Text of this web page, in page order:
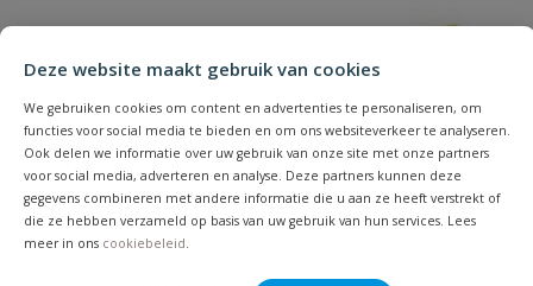
Deze website maakt gebruik van cookies
We gebruiken cookies om content en advertenties te personaliseren, om
functies voor social media te bieden en om ons websiteverkeer te analyseren.
Ook delen we informatie over uw gebruik van onze site met onze partners
voor social media, adverteren en analyse. Deze partners kunnen deze
gegevens combineren met andere informatie die u aan ze heeft verstrekt of
die ze hebben verzameld op basis van uw gebruik van hun services. Lees
meer in ons cookiebeleid
Naam
Samenvatting
Beoordeling